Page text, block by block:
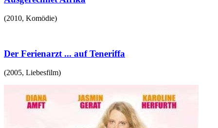
(2010, Komödie)
Der Ferienarzt ... auf Teneriffa
(2005, Liebesfilm)